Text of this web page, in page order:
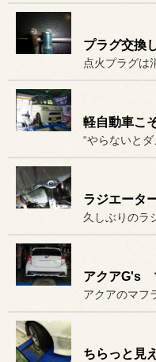
プラグ交換
軽自動車こ
ラジエータ
アクアG's